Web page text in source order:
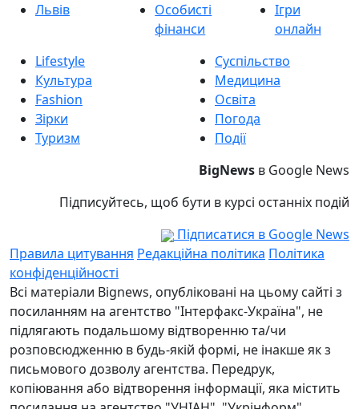
Львів
Особисті
фінанси
Ігри
онлайн
Lifestyle
Культура
Fashion
Зірки
Туризм
Суспільство
Медицина
Освіта
Погода
Події
BigNews в Google News
Підписуйтесь, щоб бути в курсі останніх подій
Підписатися в Google News
Правила цитування Редакційна політика Політика
конфіденційності
Всі матеріали Bignews, опубліковані на цьому сайті з
посиланням на агентство "Інтерфакс-Україна", не
підлягають подальшому відтворенню та/чи
розповсюдженню в будь-якій формі, не інакше як з
письмового дозволу агентства. Передрук,
копіювання або відтворення інформації, яка містить